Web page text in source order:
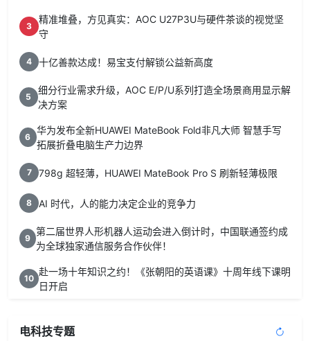
3
精准堆叠，方见真实：AOC U27P3U与硬件茶谈的视觉坚
守
4 十亿善款达成！易宝支付解锁公益新高度
5
细分行业需求升级，AOC E/P/U系列打造全场景商用显示解
决方案
6
华为发布全新HUAWEI MateBook Fold非凡大师 智慧手写
拓展折叠电脑生产力边界
7 798g 超轻薄，HUAWEI MateBook Pro S 刷新轻薄极限
8 AI 时代，人的能力决定企业的竞争力
9
第二届世界人形机器人运动会进入倒计时，中国联通签约成
为全球独家通信服务合作伙伴！
10
赴一场十年知识之约！《张朝阳的英语课》十周年线下课明
日开启
电科技专题